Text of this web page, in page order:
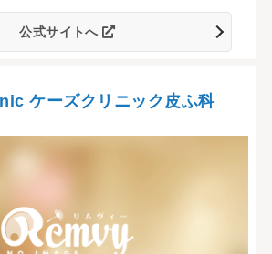
公式サイトへ
ケーズクリニック皮ふ科